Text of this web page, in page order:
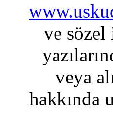
ve sözel
veya
hakkında